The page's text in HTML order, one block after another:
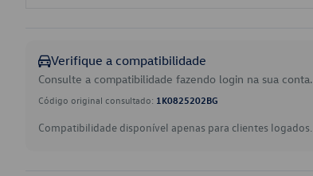
Verifique a compatibilidade
Consulte a compatibilidade fazendo login na sua conta.
Código original consultado: 1K0825202BG
Compatibilidade disponível apenas para clientes logados.